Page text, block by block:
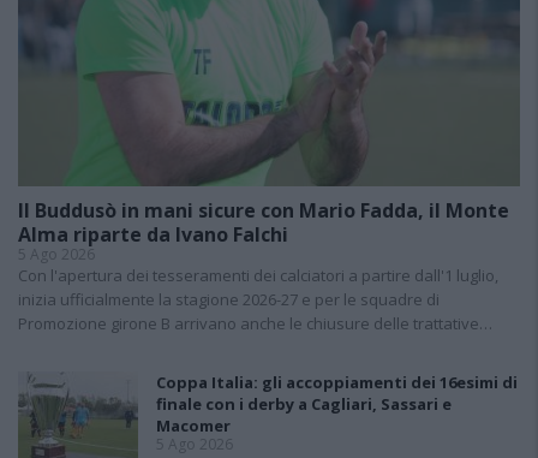
Il Buddusò in mani sicure con Mario Fadda, il Monte
Alma riparte da Ivano Falchi
5 Ago 2026
Con l'apertura dei tesseramenti dei calciatori a partire dall'1 luglio,
inizia ufficialmente la stagione 2026-27 e per le squadre di
Promozione girone B arrivano anche le chiusure delle trattative…
Coppa Italia: gli accoppiamenti dei 16esimi di
finale con i derby a Cagliari, Sassari e
Macomer
5 Ago 2026